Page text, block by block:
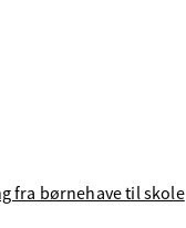
fra børnehave til skole